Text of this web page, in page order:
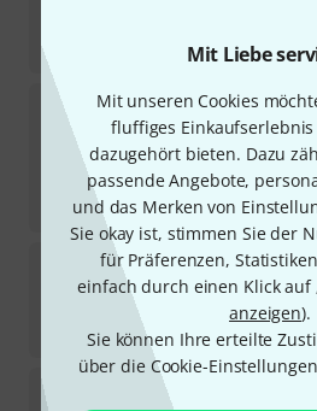
Mit Liebe
Mit unseren Cookies
fluffiges
dazugehört bieten. Dazu
passende Angebote,
und das Merken von
Sie okay ist, stimmen Sie der
für Präferenzen,
einfach durch einen Klick auf
anzeigen).
Sie können Ihre erteilte
über die Cookie-
€
GewaAir 1.7 Violincase
2
Sofort lieferbar
498 €
UVP:656 €
-24%
GewaPure Violin Case
7
Sofort lieferbar
229 €
Gewa